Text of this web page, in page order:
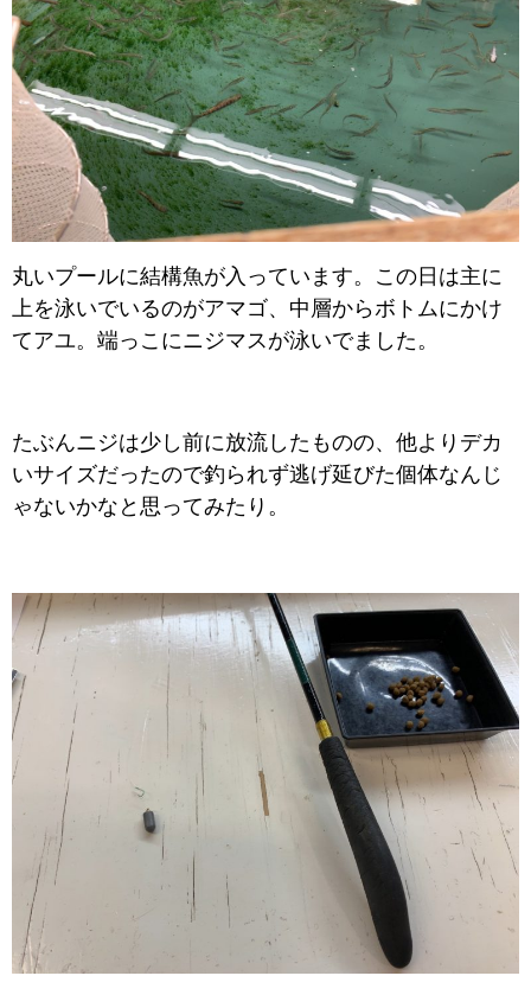
丸いプールに結構魚が入っています。この日は主に
上を泳いでいるのがアマゴ、中層からボトムにかけ
てアユ。端っこにニジマスが泳いでました。
たぶんニジは少し前に放流したものの、他よりデカ
いサイズだったので釣られず逃げ延びた個体なんじ
ゃないかなと思ってみたり。